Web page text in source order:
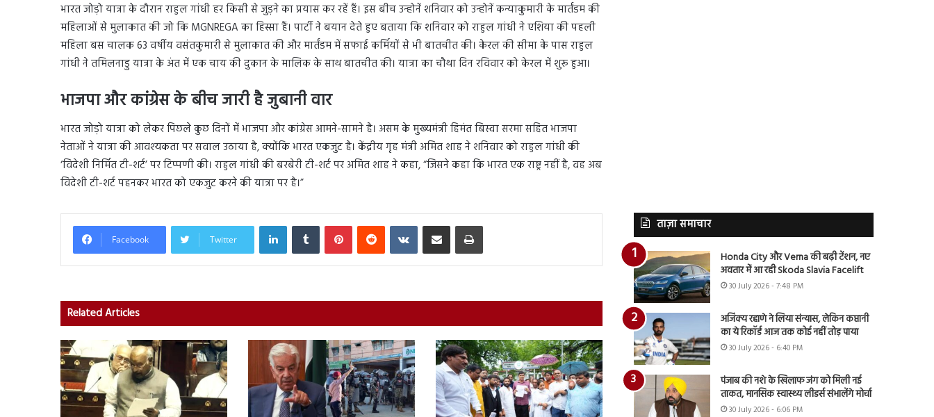
भारत जोड़ो यात्रा के दौरान राहुल गांधी हर किसी से जुड़ने का प्रयास कर रहें हैं। इस बीच उन्होनें शनिवार को उन्होनें कन्याकुमारी के मार्तंडम की
महिलाओं से मुलाकात की जो कि MGNREGA का हिस्सा हैं। पार्टी ने बयान देते हुए बताया कि शनिवार को राहुल गांधी ने एशिया की पहली
महिला बस चालक 63 वर्षीय वसंतकुमारी से मुलाकात की और मार्तंडम में सफाई कर्मियों से भी बातचीत की। केरल की सीमा के पास राहुल
गांधी ने तमिलनाडु यात्रा के अंत में एक चाय की दुकान के मालिक के साथ बातचीत की। यात्रा का चौथा दिन रविवार को केरल में शुरू हुआ।
भाजपा और कांग्रेस के बीच जारी है जुबानी वार
भारत जोड़ो यात्रा को लेकर पिछले कुछ दिनों में भाजपा और कांग्रेस आमने-सामने है। असम के मुख्यमंत्री हिमंत बिस्वा सरमा सहित भाजपा
नेताओं ने यात्रा की आवश्यकता पर सवाल उठाया है, क्योंकि भारत एकजुट है। केंद्रीय गृह मंत्री अमित शाह ने शनिवार को राहुल गांधी की
‘विदेशी निर्मित टी-शर्ट’ पर टिप्पणी की। राहुल गांधी की बरबेरी टी-शर्ट पर अमित शाह ने कहा, “जिसने कहा कि भारत एक राष्ट्र नहीं है, वह अब
विदेशी टी-शर्ट पहनकर भारत को एकजुट करने की यात्रा पर है।”
Facebook Twitter
LinkedInTumblr PinterestReddit VKontakteShare via Email Print
Related Articles
ताज़ा समाचार
Honda City और Verna की बढ़ी टेंशन, नए
अवतार में आ रही Skoda Slavia Facelift
30 July 2026 - 7:48 PM
अजिंक्य रहाणे ने लिया संन्यास, लेकिन कप्तानी
का ये रिकॉर्ड आज तक कोई नहीं तोड़ पाया
30 July 2026 - 6:40 PM
पंजाब की नशे के खिलाफ जंग को मिली नई
ताकत, मानसिक स्वास्थ्य लीडर्स संभालेंगे मोर्चा
30 July 2026 - 6:06 PM